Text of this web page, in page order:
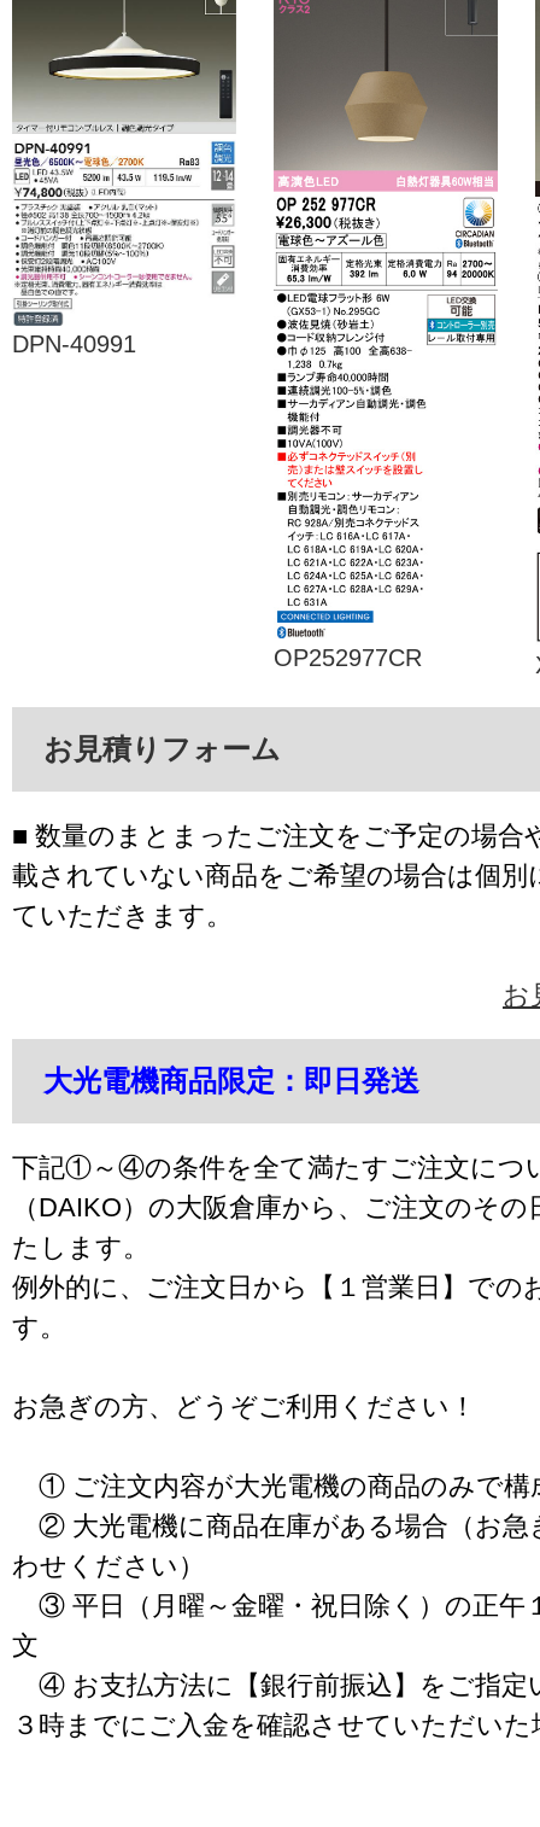
DPN-40991
OP252977CR
お見積りフォーム
■ 数量のまとまったご注文をご予定の場合
載されていない商品をご希望の場合は個別
ていただきます。
お
大光電機商品限定：即日発送
下記①～④の条件を全て満たすご注文につ
（DAIKO）の大阪倉庫から、ご注文のそ
たします。
例外的に、ご注文日から【１営業日】での
す。
お急ぎの方、どうぞご利用ください！
① ご注文内容が大光電機の商品のみで構
② 大光電機に商品在庫がある場合（お急
わせください）
③ 平日（月曜～金曜・祝日除く）の正午
文
④ お支払方法に【銀行前振込】をご指定
３時までにご入金を確認させていただいた